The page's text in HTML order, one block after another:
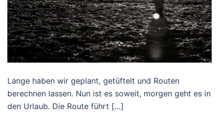
Lange haben wir geplant, getüftelt und Routen
berechnen lassen. Nun ist es soweit, morgen geht es in
den Urlaub. Die Route führt […]